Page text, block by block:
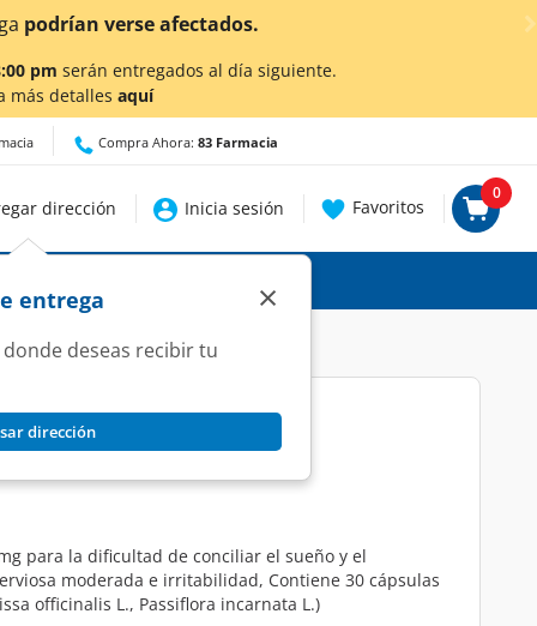
en Aguascalientes! Da para conocer
pm serán entregados al día siguiente.
más detalles aquí
Compra Ahora: 83 Farmacia
dirección
entrega
deseas recibir tu
dirección
×
Inicia sesión Favoritos
0
80mg, 30 Cápsulas.
para la dificultad de conciliar el sueño y el
moderada e irritabilidad, Contiene 30 cápsulas
officinalis L., Passiflora incarnata L.)